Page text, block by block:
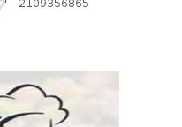
Γιώργου
των
βόλεϊ...